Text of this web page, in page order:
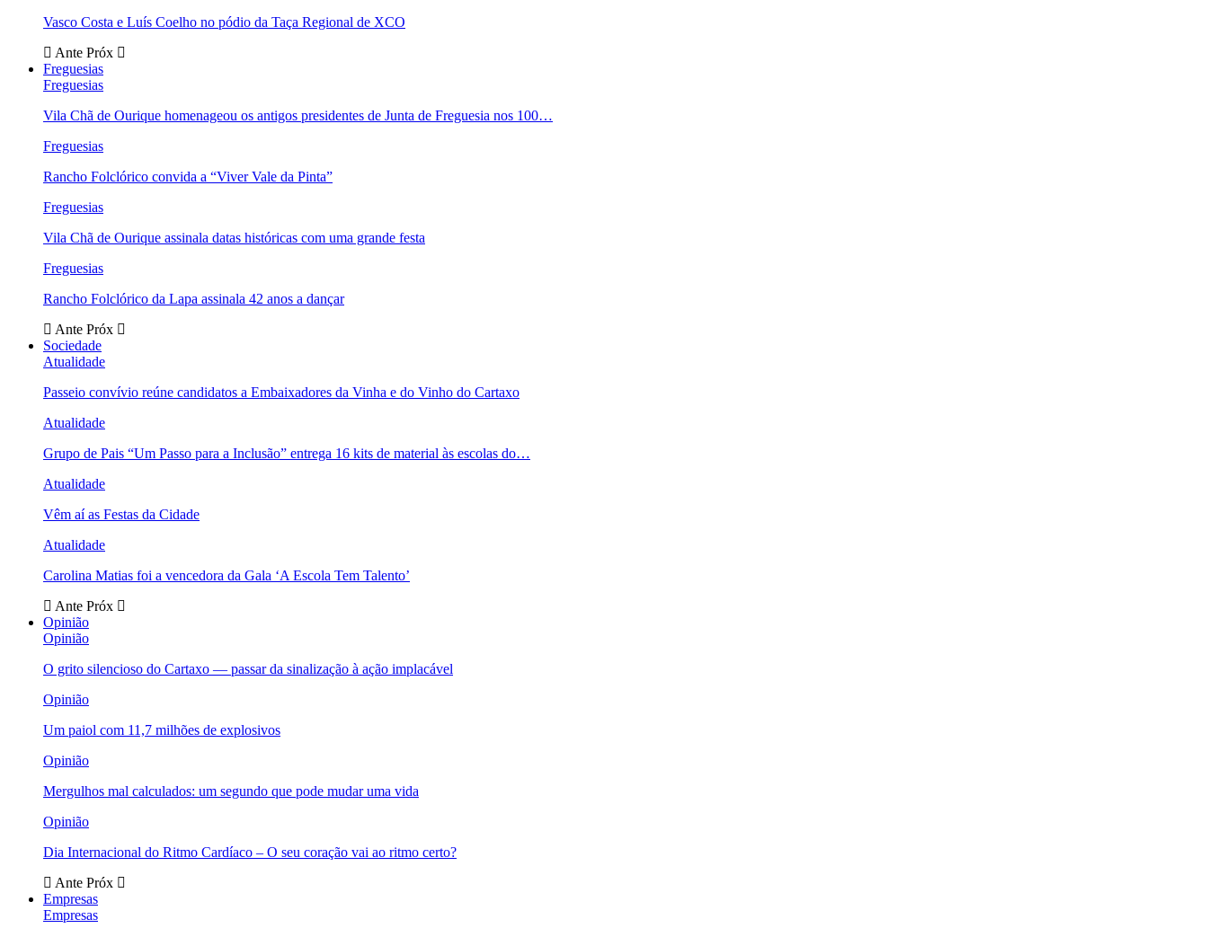
Vasco Costa e Luís Coelho no pódio da Taça Regional de XCO
Ante Próx
Freguesias
Freguesias
Vila Chã de Ourique homenageou os antigos presidentes de Junta de Freguesia nos 100…
Freguesias
Rancho Folclórico convida a “Viver Vale da Pinta”
Freguesias
Vila Chã de Ourique assinala datas históricas com uma grande festa
Freguesias
Rancho Folclórico da Lapa assinala 42 anos a dançar
Ante Próx
Sociedade
Atualidade
Passeio convívio reúne candidatos a Embaixadores da Vinha e do Vinho do Cartaxo
Atualidade
Grupo de Pais “Um Passo para a Inclusão” entrega 16 kits de material às escolas do…
Atualidade
Vêm aí as Festas da Cidade
Atualidade
Carolina Matias foi a vencedora da Gala ‘A Escola Tem Talento’
Ante Próx
Opinião
Opinião
O grito silencioso do Cartaxo — passar da sinalização à ação implacável
Opinião
Um paiol com 11,7 milhões de explosivos
Opinião
Mergulhos mal calculados: um segundo que pode mudar uma vida
Opinião
Dia Internacional do Ritmo Cardíaco – O seu coração vai ao ritmo certo?
Ante Próx
Empresas
Empresas